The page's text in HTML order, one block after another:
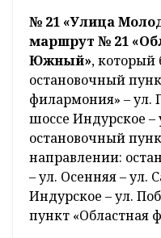
№ 21 «Улица
маршрут № 21
Южный», который
остановочный
филармония» – ул.
шоссе Индурское –
остановочный
направлении:
– ул. Осенняя – ул.
Индурское – ул.
пункт «Областная